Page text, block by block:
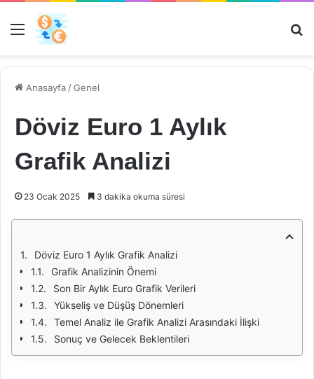
Menü
Anasayfa /Genel
Döviz Euro 1 Aylık
Grafik Analizi
23 Ocak 2025 3 dakika okuma süresi
Döviz Euro 1 Aylık Grafik Analizi
Grafik Analizinin Önemi
Son Bir Aylık Euro Grafik Verileri
Yükseliş ve Düşüş Dönemleri
Temel Analiz ile Grafik Analizi Arasındaki İlişki
Sonuç ve Gelecek Beklentileri